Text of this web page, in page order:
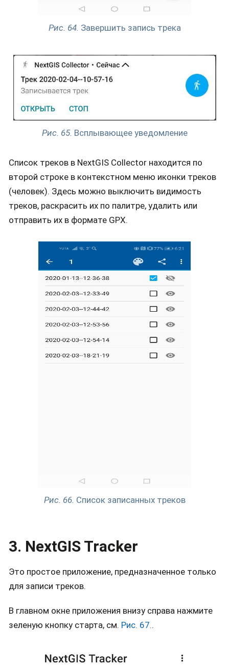
Рис. 64. Завершить запись трека
Рис. 65. Всплывающее уведомление
Список треков в NextGIS Collector находится по
второй строке в контекстном меню иконки треков
(человек). Здесь можно выключить видимость
треков, раскрасить их по палитре, удалить или
отправить их в формате GPX.
Рис. 66. Список записанных треков
3. NextGIS Tracker
Это простое приложение, предназначенное только
для записи треков.
В главном окне приложения внизу справа нажмите
зеленую кнопку старта, см. Рис. 67..